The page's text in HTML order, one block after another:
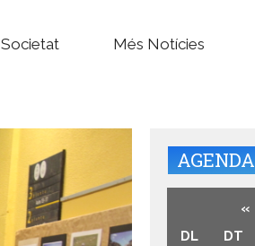
Societat Més Notícies
AGENDA
«
DL
DT